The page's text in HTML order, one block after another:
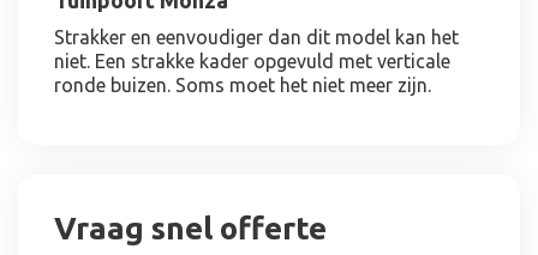
Strakker en eenvoudiger dan dit model kan het
niet. Een strakke kader opgevuld met verticale
ronde buizen. Soms moet het niet meer zijn.
Vraag snel offerte